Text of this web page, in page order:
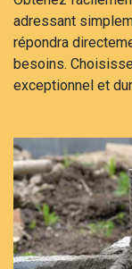
adressant
répondra
besoins.
exceptionnel et